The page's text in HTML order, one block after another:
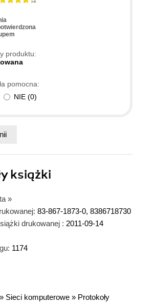
produktu:
pomocna:
NIE (0)
książki
»
83-867-1873-0, 8386718730
drukowanej : 2011-09-14
1174
» Sieci komputerowe » Protokoły